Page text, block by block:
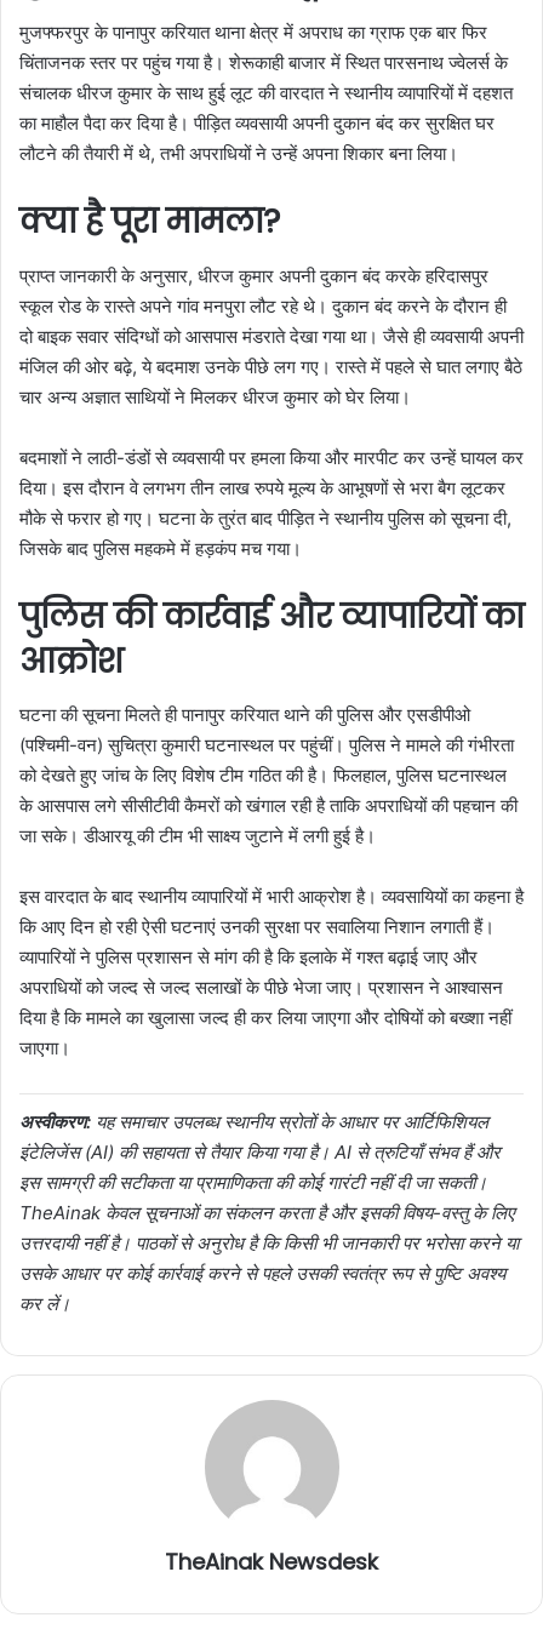
मुजफ्फरपुर के पानापुर करियात थाना क्षेत्र में अपराध का ग्राफ एक बार फिर
चिंताजनक स्तर पर पहुंच गया है। शेरूकाही बाजार में स्थित पारसनाथ ज्वेलर्स के
संचालक धीरज कुमार के साथ हुई लूट की वारदात ने स्थानीय व्यापारियों में दहशत
का माहौल पैदा कर दिया है। पीड़ित व्यवसायी अपनी दुकान बंद कर सुरक्षित घर
लौटने की तैयारी में थे, तभी अपराधियों ने उन्हें अपना शिकार बना लिया।
क्या है पूरा मामला?
प्राप्त जानकारी के अनुसार, धीरज कुमार अपनी दुकान बंद करके हरिदासपुर
स्कूल रोड के रास्ते अपने गांव मनपुरा लौट रहे थे। दुकान बंद करने के दौरान ही
दो बाइक सवार संदिग्धों को आसपास मंडराते देखा गया था। जैसे ही व्यवसायी अपनी
मंजिल की ओर बढ़े, ये बदमाश उनके पीछे लग गए। रास्ते में पहले से घात लगाए बैठे
चार अन्य अज्ञात साथियों ने मिलकर धीरज कुमार को घेर लिया।
बदमाशों ने लाठी-डंडों से व्यवसायी पर हमला किया और मारपीट कर उन्हें घायल कर
दिया। इस दौरान वे लगभग तीन लाख रुपये मूल्य के आभूषणों से भरा बैग लूटकर
मौके से फरार हो गए। घटना के तुरंत बाद पीड़ित ने स्थानीय पुलिस को सूचना दी,
जिसके बाद पुलिस महकमे में हड़कंप मच गया।
पुलिस की कार्रवाई और व्यापारियों का
आक्रोश
घटना की सूचना मिलते ही पानापुर करियात थाने की पुलिस और एसडीपीओ
(पश्चिमी-वन) सुचित्रा कुमारी घटनास्थल पर पहुंचीं। पुलिस ने मामले की गंभीरता
को देखते हुए जांच के लिए विशेष टीम गठित की है। फिलहाल, पुलिस घटनास्थल
के आसपास लगे सीसीटीवी कैमरों को खंगाल रही है ताकि अपराधियों की पहचान की
जा सके। डीआरयू की टीम भी साक्ष्य जुटाने में लगी हुई है।
इस वारदात के बाद स्थानीय व्यापारियों में भारी आक्रोश है। व्यवसायियों का कहना है
कि आए दिन हो रही ऐसी घटनाएं उनकी सुरक्षा पर सवालिया निशान लगाती हैं।
व्यापारियों ने पुलिस प्रशासन से मांग की है कि इलाके में गश्त बढ़ाई जाए और
अपराधियों को जल्द से जल्द सलाखों के पीछे भेजा जाए। प्रशासन ने आश्वासन
दिया है कि मामले का खुलासा जल्द ही कर लिया जाएगा और दोषियों को बख्शा नहीं
जाएगा।
अस्वीकरण: यह समाचार उपलब्ध स्थानीय स्रोतों के आधार पर आर्टिफिशियल
इंटेलिजेंस (AI) की सहायता से तैयार किया गया है। AI से त्रुटियाँ संभव हैं और
इस सामग्री की सटीकता या प्रामाणिकता की कोई गारंटी नहीं दी जा सकती।
TheAinak केवल सूचनाओं का संकलन करता है और इसकी विषय-वस्तु के लिए
उत्तरदायी नहीं है। पाठकों से अनुरोध है कि किसी भी जानकारी पर भरोसा करने या
उसके आधार पर कोई कार्रवाई करने से पहले उसकी स्वतंत्र रूप से पुष्टि अवश्य
कर लें।
TheAinak Newsdesk